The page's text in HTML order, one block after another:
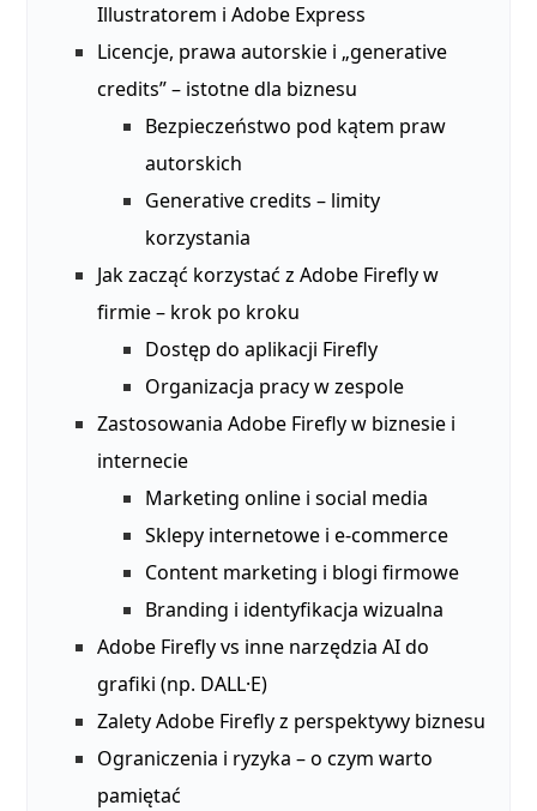
Illustratorem i Adobe Express
Licencje, prawa autorskie i „generative
credits” – istotne dla biznesu
Bezpieczeństwo pod kątem praw
autorskich
Generative credits – limity
korzystania
Jak zacząć korzystać z Adobe Firefly w
firmie – krok po kroku
Dostęp do aplikacji Firefly
Organizacja pracy w zespole
Zastosowania Adobe Firefly w biznesie i
internecie
Marketing online i social media
Sklepy internetowe i e‑commerce
Content marketing i blogi firmowe
Branding i identyfikacja wizualna
Adobe Firefly vs inne narzędzia AI do
grafiki (np. DALL·E)
Zalety Adobe Firefly z perspektywy biznesu
Ograniczenia i ryzyka – o czym warto
pamiętać